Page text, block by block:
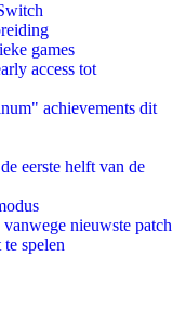
games
access tot
achievements dit
eerste helft van de
nieuwste patch
spelen